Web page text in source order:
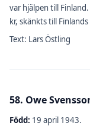
var hjälpen till
kr, skänkts till Finlands
Text: Lars Östling
58. Owe
Född: 19 april 1943.